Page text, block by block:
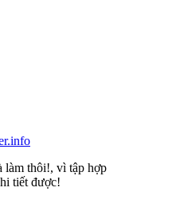
làm thôi!, vì tập hợp
tiết được!